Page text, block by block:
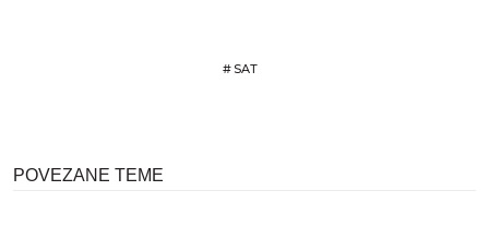
# SAT
POVEZANE TEME